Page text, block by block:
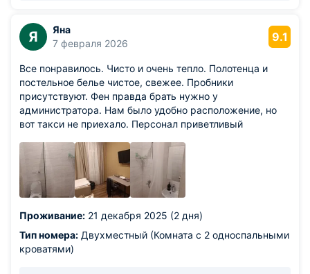
Я
Яна
7 февраля 2026
9.1
Все понравилось. Чисто и очень тепло. Полотенца и
постельное белье чистое, свежее. Пробники
присутствуют. Фен правда брать нужно у
администратора. Нам было удобно расположение, но
вот такси не приехало. Персонал приветливый
Проживание: 21 декабря 2025 (2 дня)
Тип номера: Двухместный (Комната с 2 односпальными
кроватями)